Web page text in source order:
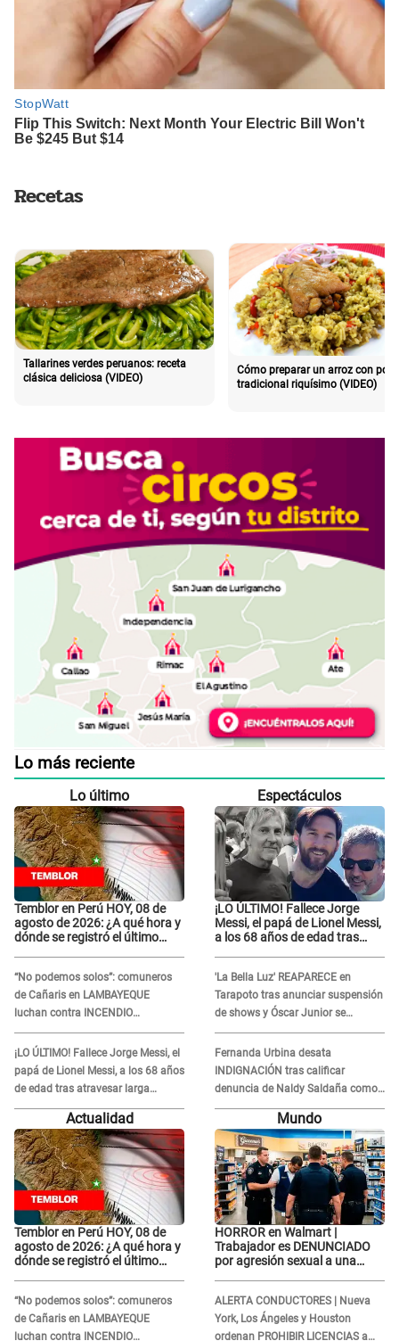
Recetas
Tallarines verdes peruanos: receta
clásica deliciosa (VIDEO)
Cómo preparar un arroz con pollo
tradicional riquísimo (VIDEO)
Lo más reciente
Lo último
Temblor en Perú HOY, 08 de
agosto de 2026: ¿A qué hora y
dónde se registró el último
“No podemos solos”: comuneros
de Cañaris en LAMBAYEQUE
luchan contra INCENDIO
FORESTAL que sigue avanzando
¡LO ÚLTIMO! Fallece Jorge Messi, el
papá de Lionel Messi, a los 68 años
de edad tras atravesar larga
enfermedad
Espectáculos
¡LO ÚLTIMO! Fallece Jorge
Messi, el papá de Lionel Messi,
a los 68 años de edad tras
'La Bella Luz' REAPARECE en
Tarapoto tras anunciar suspensión
de shows y Óscar Junior se
JUSTIFICA: "Por un error no vamos
a pagar todos"
Fernanda Urbina desata
INDIGNACIÓN tras calificar
denuncia de Naldy Saldaña como
'acto bochornoso': "No es justo
atacar a otra mujer"
Actualidad
Temblor en Perú HOY, 08 de
agosto de 2026: ¿A qué hora y
dónde se registró el último
“No podemos solos”: comuneros
de Cañaris en LAMBAYEQUE
luchan contra INCENDIO
Mundo
HORROR en Walmart |
Trabajador es DENUNCIADO
por agresión sexual a una
ALERTA CONDUCTORES | Nueva
York, Los Ángeles y Houston
ordenan PROHIBIR LICENCIAS a